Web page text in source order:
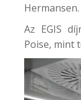
Hermansen.
Az EGIS
Poise, mint